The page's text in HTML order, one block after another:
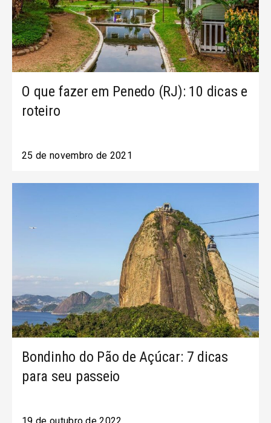
O que fazer em Penedo (RJ): 10 dicas e
roteiro
25 de novembro de 2021
Bondinho do Pão de Açúcar: 7 dicas
para seu passeio